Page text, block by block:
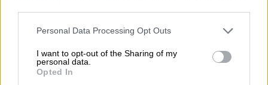
Please note that this website/app uses one or more Google
not limited to your visit or usage behaviour. You may click to
grant or deny consent to Google and its third-party tags to
use your data for below specified purposes in below Google
Personal Data Processing Opt Outs
I want to opt-out of the Sharing of my
personal data.
Opted In